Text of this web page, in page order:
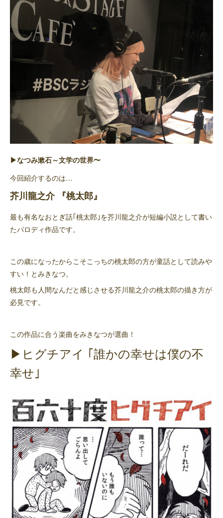
▶なつみ漱石～文学の世界〜
今回紹介するのは…
芥川龍之介 『桃太郎』
最も有名なおとぎ話｢桃太郎｣を芥川龍之介が短編小説として書い
たパロディ作品です。
この歳になったからこそこっちの桃太郎の方が童話として読みや
すい！とみきなつ。
桃太郎も人間なんだと感じさせる芥川龍之介の桃太郎の描き方が
必見です。
この作品に合う楽曲をみきなつが選曲！
▶ヒグチアイ ｢誰かの幸せは僕の不
幸せ｣